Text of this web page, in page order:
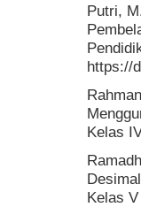
Putri,
https://
Kelas
Kelas